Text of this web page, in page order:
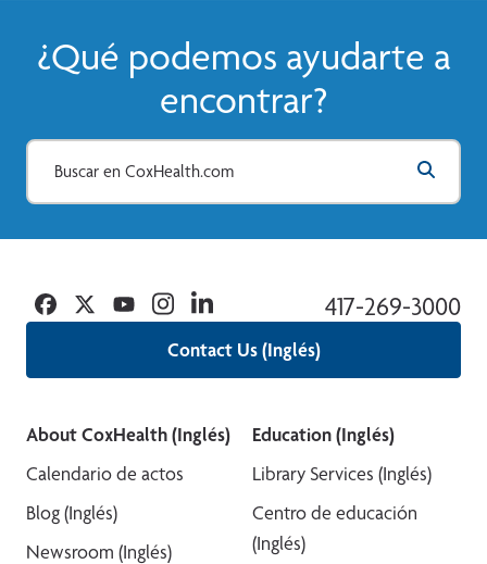
¿Qué podemos ayudarte a
encontrar?
Contact Us (Inglés)
417-269-3000
Facebook
TwitterYouTubeInstagramLinkedin
About CoxHealth (Inglés)
Calendario de actos
Blog (Inglés)
Newsroom (Inglés)
Education (Inglés)
Library Services (Inglés)
Centro de educación
(Inglés)